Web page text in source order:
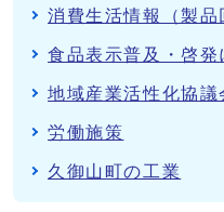
消費生活情報（製品
食品表示普及・啓発
地域産業活性化協議
労働施策
久御山町の工業